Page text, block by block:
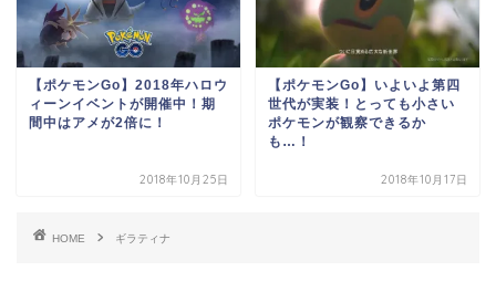
【ポケモンGo】2018年ハロウ
ィーンイベントが開催中！期
間中はアメが2倍に！
2018年10月25日
【ポケモンGo】いよいよ第四
世代が実装！とっても小さい
ポケモンが観察できるか
も…！
2018年10月17日
HOME ギラティナ